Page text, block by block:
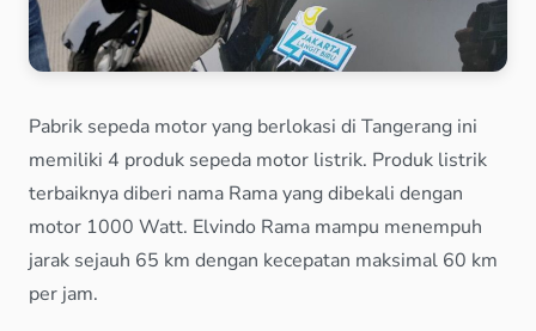
Pabrik sepeda motor yang berlokasi di Tangerang ini
memiliki 4 produk sepeda motor listrik. Produk listrik
terbaiknya diberi nama Rama yang dibekali dengan
motor 1000 Watt. Elvindo Rama mampu menempuh
jarak sejauh 65 km dengan kecepatan maksimal 60 km
per jam.